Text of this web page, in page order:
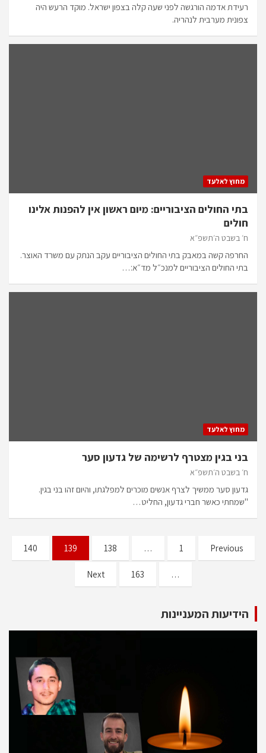
רעידת אדמה הורגשה לפני שעה קלה בצפון ישראל. מוקד הרעש היה
צפונית מערבית לנהריה.
מחוץ לאלעד
בתי החולים הציבוריים: מיום ראשון אין להפנות אלינו
חולים
ח׳ בשבט ה׳תשפ״א
החרפה קשה במאבק בתי החולים הציבוריים עקב הנתק עם משרד האוצר.
בתי החולים הציבוריים למנכ״ל מד״א:…
מחוץ לאלעד
בני בגין מצטרף לרשימה של גדעון סער
ח׳ בשבט ה׳תשפ״א
גדעון סער ממשיך לצרף אנשים מוכרים למפלגתו, והיום זהו בני בגין.
"שמחתי כאשר חברי גדעון, החליט…
Posts
pagination
Previous
1
…
138
139
140
…
163
Next
הידיעות המעניינות